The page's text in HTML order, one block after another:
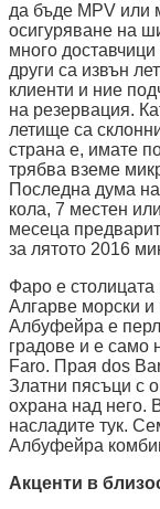
да бъде MPV или
осигуряване на
много
други са извън
клиенти и ние
на резервация.
летище са
страна е, имате
трябва вземе
Последна дума
кола, 7 местен
месеца
за лятото 2016
Фаро е
Алгарве морски
Албуфейра е
градове и е само
Faro. Прая dos
Златни пясъци с
охрана над него.
насладите тук.
Албуфейра
Акценти в